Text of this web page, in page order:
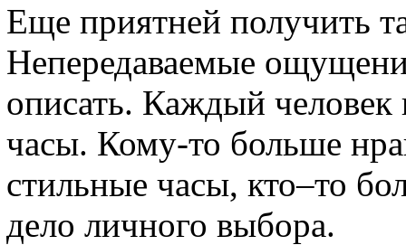
Еще приятней получить
Непередаваемые
описать. Каждый человек
часы. Кому-то больше
стильные часы, кто–то
дело личного выбора.